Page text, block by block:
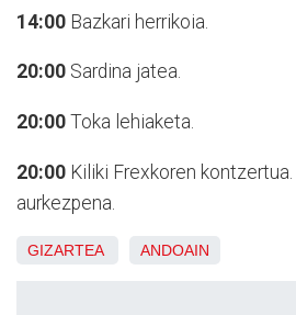
14:00 Bazkari herrikoia.
20:00 Sardina jatea.
20:00 Toka lehiaketa.
20:00 Kiliki Frexkoren kontzertua.
aurkezpena.
GIZARTEA ANDOAIN